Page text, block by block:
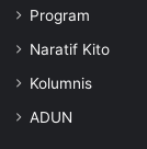
Program
Naratif Kito
Kolumnis
ADUN